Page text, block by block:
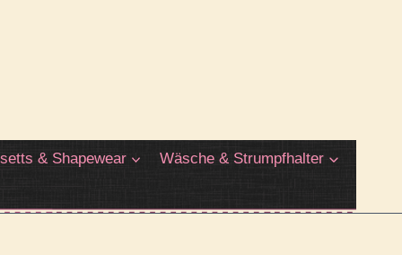
& Shapewear Wäsche & Strumpfhalter